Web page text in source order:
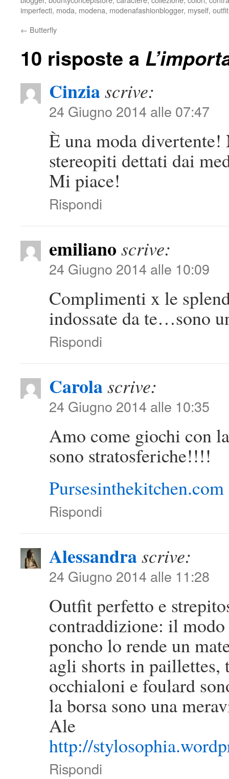
imperfecti, moda, modena, modenafashionblogger, myself, outfit
← Butterfly
10 risposte a
Cinziascrive:
24 Giugno 2014 alle 07:47
È una moda
stereopiti dettati dai
Mi piace!
Rispondi
emiliano scrive:
24 Giugno 2014 alle 10:09
Complimenti x le
indossate da te…sono
Rispondi
Carolascrive:
24 Giugno 2014 alle 10:35
Amo come giochi con
sono stratosferiche!!!!
Rispondi
Alessandrascrive:
24 Giugno 2014 alle 11:28
Outfit perfetto e
contraddizione: il
poncho lo rende un
agli shorts in
occhialoni e foulard
la borsa sono una
Ale
http://
Rispondi